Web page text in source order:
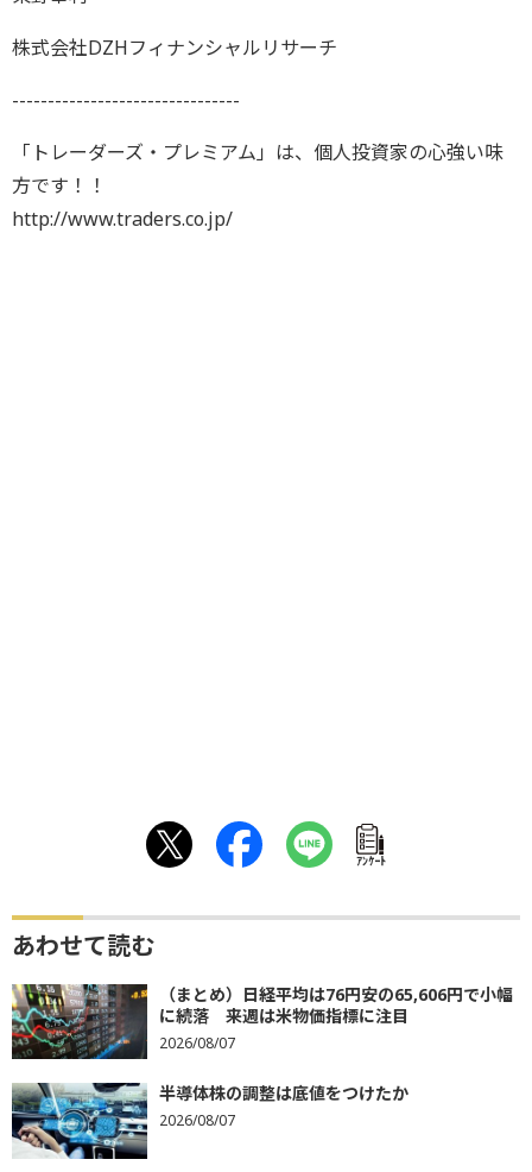
株式会社DZHフィナンシャルリサーチ
--------------------------------
「トレーダーズ・プレミアム」は、個人投資家の心強い味
方です！！
http://www.traders.co.jp/
ｱﾝｹｰﾄ
あわせて読む
（まとめ）日経平均は76円安の65,606円で小幅
に続落 来週は米物価指標に注目
2026/08/07
半導体株の調整は底値をつけたか
2026/08/07